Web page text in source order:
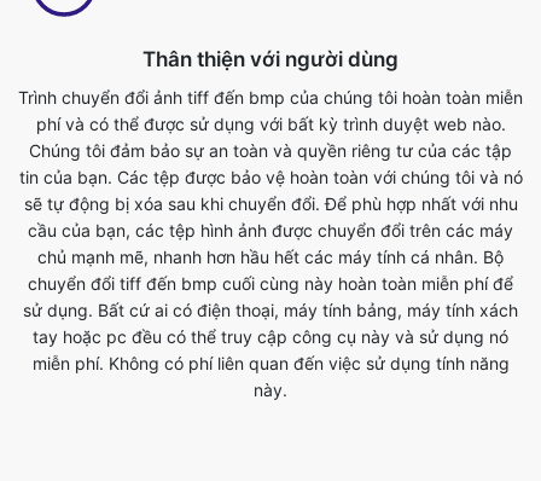
phí và có thể được sử dụng với bất kỳ trình duyệt web nào.
tin của bạn. Các tệp được bảo vệ hoàn toàn với chúng tôi và nó
sẽ tự động bị xóa sau khi chuyển đổi. Để phù hợp nhất với nhu
cầu của bạn, các tệp hình ảnh được chuyển đổi trên các máy
chủ mạnh mẽ, nhanh hơn hầu hết các máy tính cá nhân. Bộ
chuyển đổi tiff đến bmp cuối cùng này hoàn toàn miễn phí để
sử dụng. Bất cứ ai có điện thoại, máy tính bảng, máy tính xách
tay hoặc pc đều có thể truy cập công cụ này và sử dụng nó
miễn phí. Không có phí liên quan đến việc sử dụng tính năng
này.